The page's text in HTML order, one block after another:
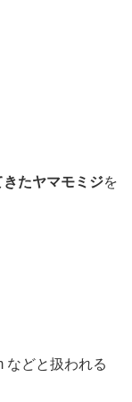
たヤマモミジを
などと扱われる